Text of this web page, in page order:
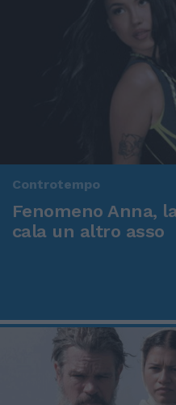
Controtempo
Fenomeno Anna,
cala un altro asso